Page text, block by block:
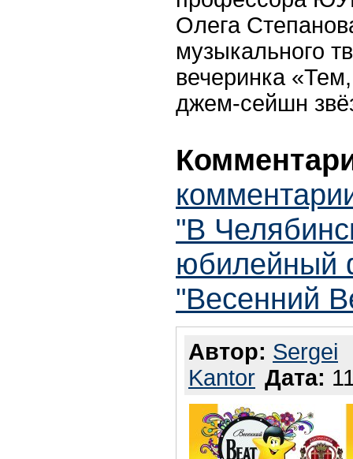
Олега
музыкального
вечеринка
джем-сейшн
"В
юбилейный
"Весенний
Автор: Sergei
Kantor Дата: